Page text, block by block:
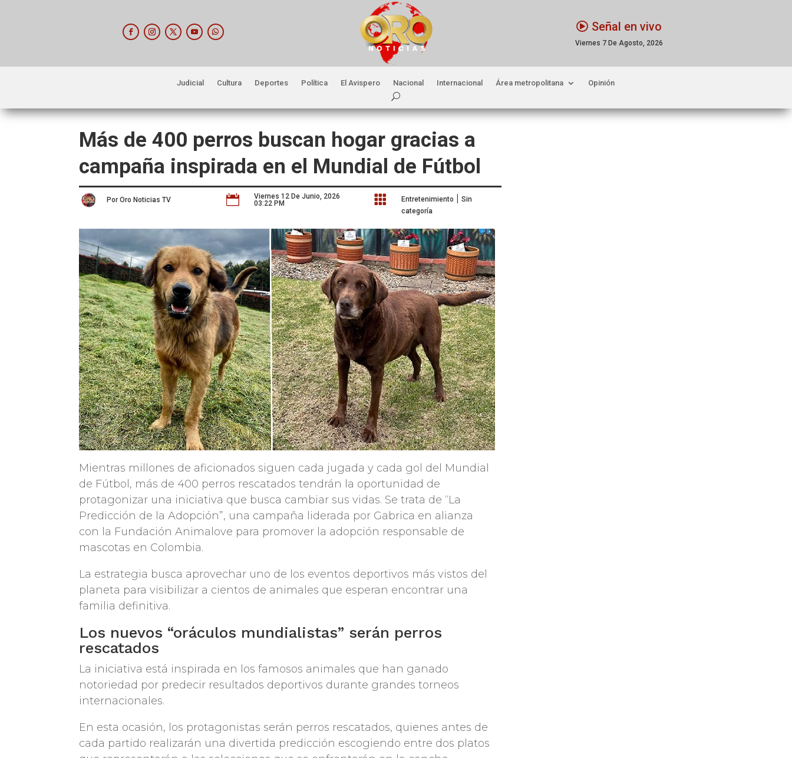
Señal en vivo
Viernes 7 De Agosto, 2026
Judicial Cultura Deportes Política El Avispero Nacional Internacional Área metropolitana Opinión
Más de 400 perros buscan hogar gracias a
campaña inspirada en el Mundial de Fútbol
Por Oro Noticias TV 
Viernes 12 De Junio, 2026
03:22 PM
 Entretenimiento |Sin
categoría
Mientras millones de aficionados siguen cada jugada y cada gol del Mundial
de Fútbol, más de 400 perros rescatados tendrán la oportunidad de
protagonizar una iniciativa que busca cambiar sus vidas. Se trata de “La
Predicción de la Adopción”, una campaña liderada por Gabrica en alianza
con la Fundación Animalove para promover la adopción responsable de
mascotas en Colombia.
La estrategia busca aprovechar uno de los eventos deportivos más vistos del
planeta para visibilizar a cientos de animales que esperan encontrar una
familia definitiva.
Los nuevos “oráculos mundialistas” serán perros
rescatados
La iniciativa está inspirada en los famosos animales que han ganado
notoriedad por predecir resultados deportivos durante grandes torneos
internacionales.
En esta ocasión, los protagonistas serán perros rescatados, quienes antes de
cada partido realizarán una divertida predicción escogiendo entre dos platos